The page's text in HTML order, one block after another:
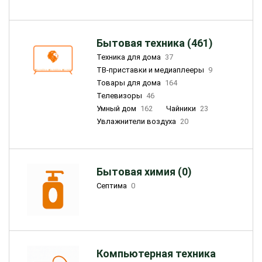
Бытовая техника (461)
Техника для дома 37
ТВ-приставки и медиаплееры 9
Товары для дома 164
Телевизоры 46
Умный дом 162 Чайники 23
Увлажнители воздуха 20
Бытовая химия (0)
Септима 0
Компьютерная техника